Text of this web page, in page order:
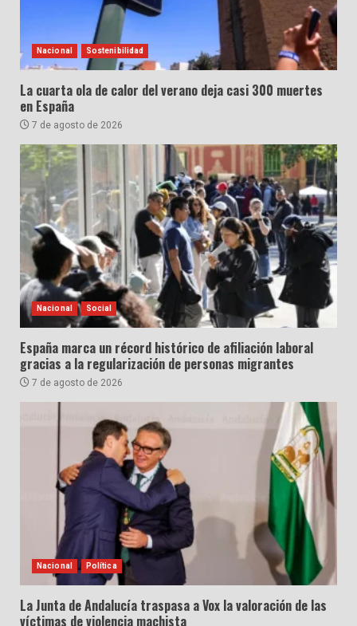
Nacional Sostenibilidad
La cuarta ola de calor del verano deja casi 300 muertes
en España
7 de agosto de 2026
Nacional Social
España marca un récord histórico de afiliación laboral
gracias a la regularización de personas migrantes
7 de agosto de 2026
Nacional Política
La Junta de Andalucía traspasa a Vox la valoración de las
víctimas de violencia machista